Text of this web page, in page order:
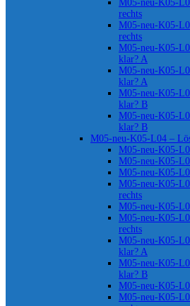
M05-neu-K05-
rechts
M05-neu-K05-
rechts
M05-neu-K05-
klar? A
M05-neu-K05-
klar? A
M05-neu-K05-
klar? B
M05-neu-K05-
klar? B
M05-neu-K05-L04 –
M05-neu-K05-
M05-neu-K05-
M05-neu-K05-
M05-neu-K05-
rechts
M05-neu-K05-
M05-neu-K05-
rechts
M05-neu-K05-
klar? A
M05-neu-K05-
klar? B
M05-neu-K05-
M05-neu-K05-